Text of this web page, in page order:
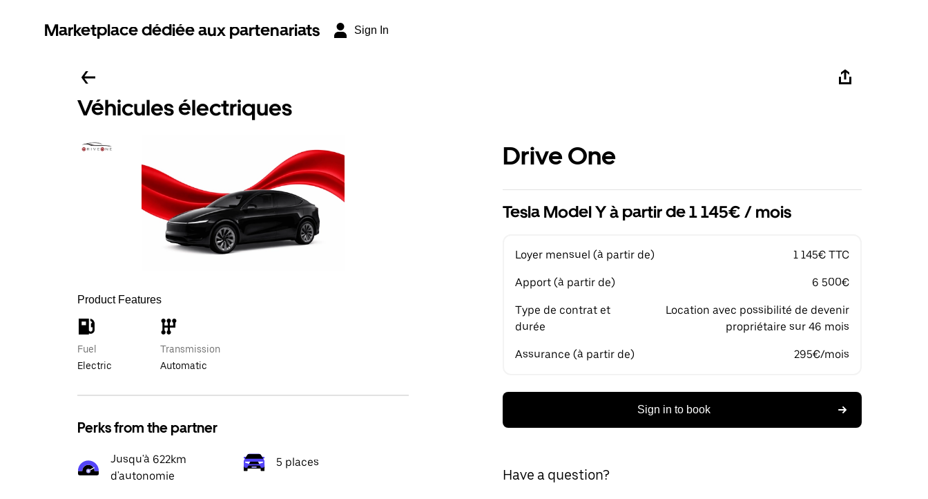
Marketplace dédiée aux partenariats Sign In
Véhicules électriques
Product Features
Fuel
Electric
Transmission
Automatic
Perks from the partner
Jusqu'à 622km
d'autonomie
5 places
Drive One
Tesla Model Y à partir de 1 145€ / mois
Loyer mensuel (à partir de) 1 145€ TTC
Apport (à partir de) 6 500€
Type de contrat et
durée
Location avec possibilité de devenir
propriétaire sur 46 mois
Assurance (à partir de) 295€/mois
Sign in to book
Have a question?